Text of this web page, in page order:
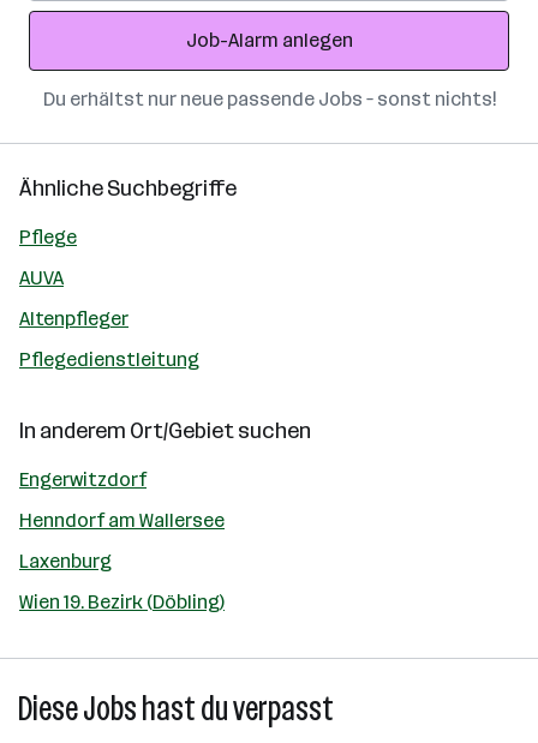
Adresse
Job-Alarm anlegen
Du erhältst nur neue passende Jobs – sonst nichts!
Ähnliche Suchbegriffe
Pflege
AUVA
Altenpfleger
Pflegedienstleitung
In anderem Ort/Gebiet suchen
Engerwitzdorf
Henndorf am Wallersee
Laxenburg
Wien 19. Bezirk (Döbling)
Diese Jobs hast du verpasst